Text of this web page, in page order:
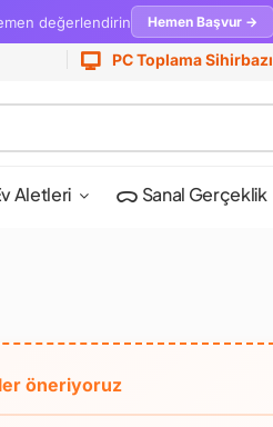
değerlendirin Hemen Başvur →
PC Toplama Sihirbazı
Aletleri Sanal Gerçeklik